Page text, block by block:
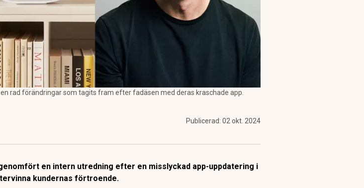
rad förändringar som tagits fram efter fadäsen med deras kraschade app.
Publicerad: 02 okt. 2024
en intern utredning efter en misslyckad app-uppdatering i
kundernas förtroende.